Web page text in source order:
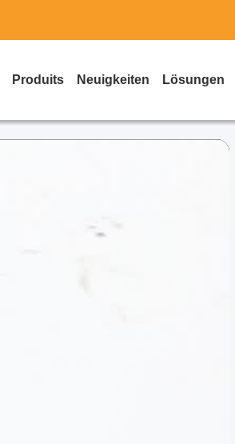
Produits Neuigkeiten Lösungen